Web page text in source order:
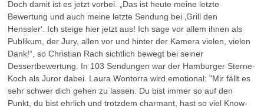
Doch damit ist es jetzt vorbei. „Das ist heute meine letzte
Bewertung und auch meine letzte Sendung bei ‚Grill den
Henssler‘. Ich steige hier jetzt aus! Ich sage vor allem ihnen als
Publikum, der Jury, allen vor und hinter der Kamera vielen, vielen
Dank!“, so Christian Rach sichtlich bewegt bei seiner
Dessertbewertung. In 103 Sendungen war der Hamburger Sterne-
Koch als Juror dabei. Laura Wontorra wird emotional: "Mir fällt es
sehr schwer dich gehen zu lassen. Du bist immer so auf den
Punkt, du bist ehrlich und trotzdem charmant, hast so viel Know-